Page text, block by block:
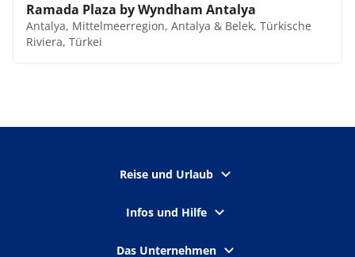
Ramada Plaza by Wyndham Antalya
Antalya, Mittelmeerregion, Antalya & Belek, Türkische
Riviera, Türkei
Reise und Urlaub
Infos und Hilfe
Das Unternehmen